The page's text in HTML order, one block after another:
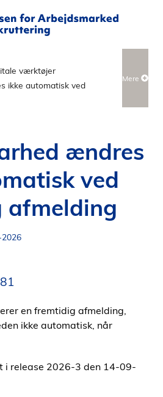
værktøjer
ikke automatisk ved
Mere
ændres
ved
en fremtidig afmelding,
ikke automatisk, når
i release 2026-3 den 14-09-